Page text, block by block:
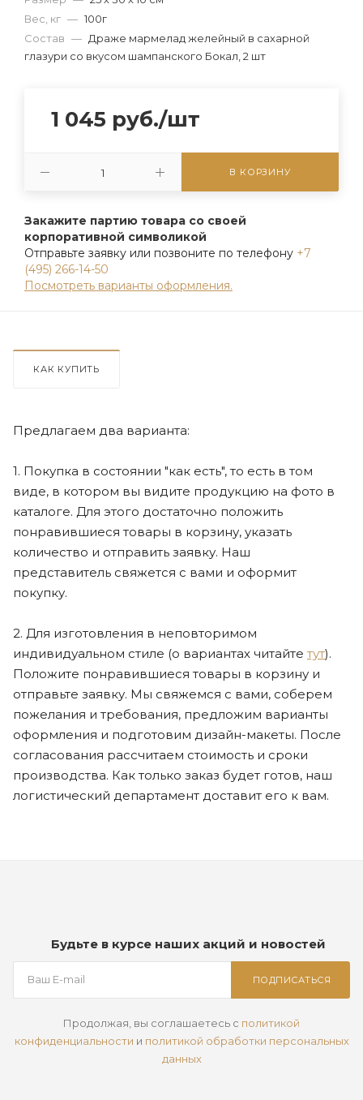
Вес, кг — 100г
Состав — Драже мармелад желейный в сахарной
глазури со вкусом шампанского Бокал, 2 шт
1 045 руб./шт
В КОРЗИНУ
Закажите партию товара со своей
корпоративной символикой
Отправьте заявку или позвоните по телефону +7
(495) 266-14-50
Посмотреть варианты оформления.
КАК КУПИТЬ
Предлагаем два варианта:
1. Покупка в состоянии "как есть", то есть в том
виде, в котором вы видите продукцию на фото в
каталоге. Для этого достаточно положить
понравившиеся товары в корзину, указать
количество и отправить заявку. Наш
представитель свяжется с вами и оформит
покупку.
2. Для изготовления в неповторимом
индивидуальном стиле (о вариантах читайте тут).
Положите понравившиеся товары в корзину и
отправьте заявку. Мы свяжемся с вами, соберем
пожелания и требования, предложим варианты
оформления и подготовим дизайн-макеты. После
согласования рассчитаем стоимость и сроки
производства. Как только заказ будет готов, наш
логистический департамент доставит его к вам.
Будьте в курсе наших акций и новостей
ПОДПИСАТЬСЯ
Продолжая, вы соглашаетесь с политикой
конфиденциальности и политикой обработки персональных
данных